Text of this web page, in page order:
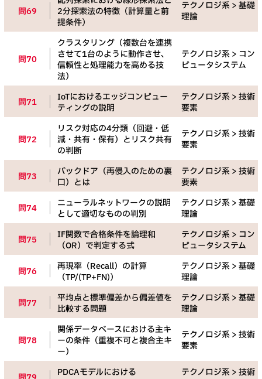
問69
2分探索法の特徴（計算量と前
提条件）
テクノロジ系 > 基礎
理論
問70
クラスタリング（複数台を連携
させて1台のように動作させ、
信頼性と処理能力を高める技
法）
テクノロジ系 > コン
ピュータシステム
問71
IoTにおけるエッジコンピュー
ティングの説明
テクノロジ系 > 技術
要素
問72
リスク対応の4分類（回避・低
減・共有・保有）とリスク共有
の判断
テクノロジ系 > 技術
要素
問73
バックドア（再侵入のための裏
口）とは
テクノロジ系 > 技術
要素
問74
ニューラルネットワークの説明
として適切なものの判別
テクノロジ系 > 基礎
理論
問75
IF関数で合格条件を論理和
（OR）で判定する式
テクノロジ系 > コン
ピュータシステム
問76
再現率（Recall）の計算
（TP/(TP+FN)）
テクノロジ系 > 基礎
理論
問77
平均点と標準偏差から偏差値を
比較する問題
テクノロジ系 > 基礎
理論
問78
関係データベースにおける主キ
ーの条件（重複不可と複合主キ
ー）
テクノロジ系 > 技術
要素
PDCAモデルにおける
テクノロジ系 > 技術